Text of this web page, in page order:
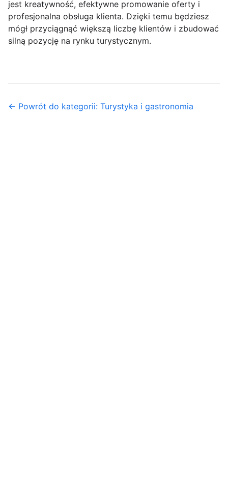
jest kreatywność, efektywne promowanie oferty i
profesjonalna obsługa klienta. Dzięki temu będziesz
mógł przyciągnąć większą liczbę klientów i zbudować
silną pozycję na rynku turystycznym.
← Powrót do kategorii: Turystyka i gastronomia